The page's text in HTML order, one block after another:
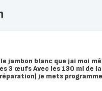
jambon blanc que jai moi
3 œufs Avec les 130 ml de
je mets